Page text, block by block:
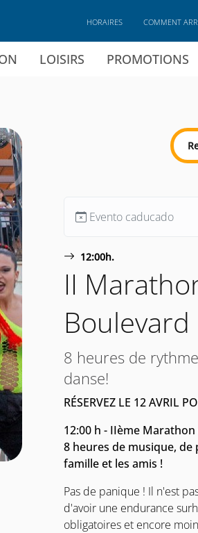
LOISIRS PROMOTIONS
HORAIRES COMMENT
Evento caducado
12:00h.
II
Boulevard
8 heures de
danse!
RÉSERVEZ LE 12 AVRIL
12:00 h - IIème
8 heures de musique,
famille et les amis !
Pas de panique ! Il n'est
d'avoir une endurance
obligatoires et encore